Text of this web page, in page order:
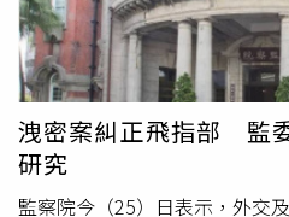
「統一」，並且從未排除以武
此威脅的警覺逐年升高。去年
來最強力的國防強化計畫之一
戰，並不是如何提升軍備，而
的迫切性。許多台灣人雖然支
度。來自台北的金融業專業人
習，中國確實存在威脅。但他
洩密案糾正飛指部 監
研究
監察院今（25）日表示，外交